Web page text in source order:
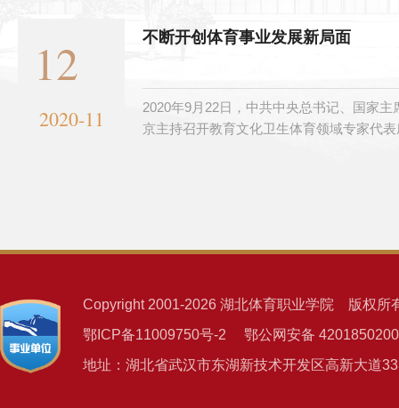
12
2020-11
不断开创体育事业发展新局面
2020年9月22日，中共中央总书记、国家
京主持召开教育文化卫生体育领域专家代表
Copyright 2001-2026 湖北体育职业学院 版权所
鄂ICP备11009750号-2 鄂公网安备
地址：湖北省武汉市东湖新技术开发区高新大道